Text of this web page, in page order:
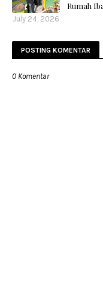
Rumah
July 24, 2026
POSTING KOMENTAR
0 Komentar